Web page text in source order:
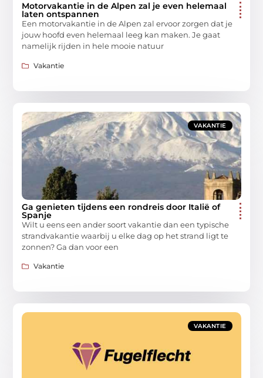
Motorvakantie in de Alpen zal je even helemaal
laten ontspannen
Een motorvakantie in de Alpen zal ervoor zorgen dat je
jouw hoofd even helemaal leeg kan maken. Je gaat
namelijk rijden in hele mooie natuur
Vakantie
VAKANTIE
Ga genieten tijdens een rondreis door Italië of
Spanje
Wilt u eens een ander soort vakantie dan een typische
strandvakantie waarbij u elke dag op het strand ligt te
zonnen? Ga dan voor een
Vakantie
VAKANTIE